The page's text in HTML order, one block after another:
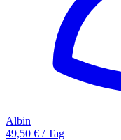
Albin
49,50 € / Tag